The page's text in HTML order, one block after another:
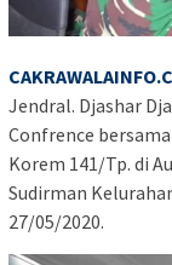
Jendral. Djashar
Confrence
Korem 141/Tp. di
Sudirman
27/05/2020.